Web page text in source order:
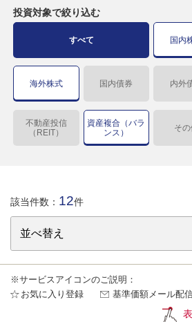
投資対象で絞り込む
すべて 国内
海外株式 国内債券 内外
不動産投信
（REIT）
資産複合（バラ
ンス）
そ
該当件数： 12件
※サービスアイコンのご説明：
お気に入り登録
基準価額メール配